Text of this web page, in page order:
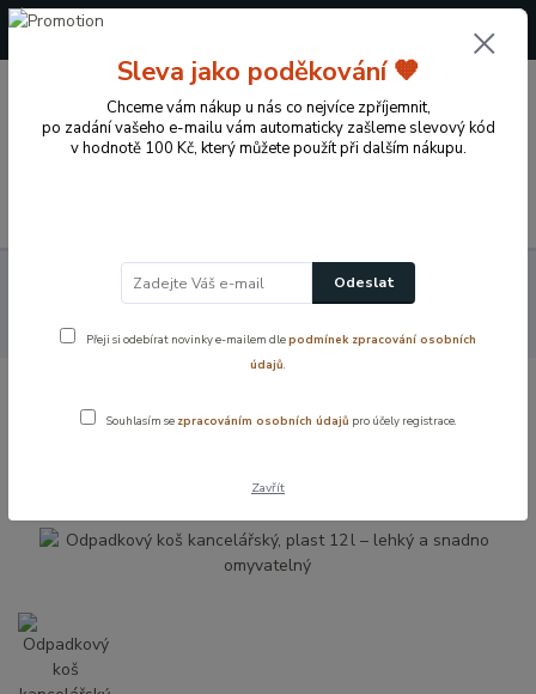
+420 724 722 973
0 Kč
Koupelnové vybavení a doplňky
Koupelnové příslušenství
Montážní a doplňkové příslušenství
Odpadkový koš kancelářský,
plast 12 l – lehký a snadno omyvatelný
Odpadkový koš kancelářský, plast 12 l
Sleva jako poděkování 🧡
Chceme vám nákup u nás co nejvíce zpříjemnit,
po zadání vašeho e-mailu vám automaticky zašleme slevový kód
v hodnotě 100 Kč, který můžete použít při dalším nákupu.
Odeslat
Přeji si odebírat novinky e-mailem dlepodmínek zpracování osobních
údajů.
Souhlasím se zpracováním osobních údajů pro účely registrace.
Zavřít